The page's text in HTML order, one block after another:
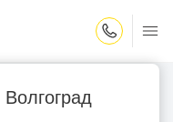
Волгоград